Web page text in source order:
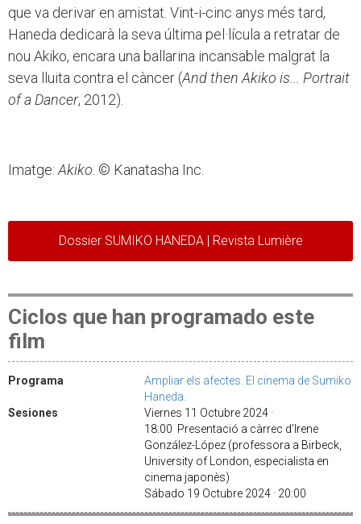
que va derivar en amistat. Vint-i-cinc anys més tard,
Haneda dedicarà la seva última pel·lícula a retratar de
nou Akiko, encara una ballarina incansable malgrat la
seva lluita contra el càncer (And then Akiko is... Portrait
of a Dancer, 2012).
Imatge: Akiko . © Kanatasha Inc.
Dossier SUMIKO HANEDA | Revista Lumière
Ciclos que han programado este
film
Programa
Ampliar els afectes. El cinema de Sumiko
Haneda.
Sesiones
Viernes 11 Octubre 2024 ·
18:00 Presentació a càrrec d’Irene
González-López (professora a Birbeck,
University of London, especialista en
cinema japonès)
Sábado 19 Octubre 2024 · 20:00